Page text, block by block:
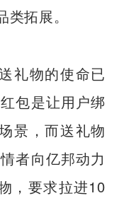
拓展。
礼物的使命已
包是让用户绑
景，而送礼物
者向亿邦动力
，要求拉进10